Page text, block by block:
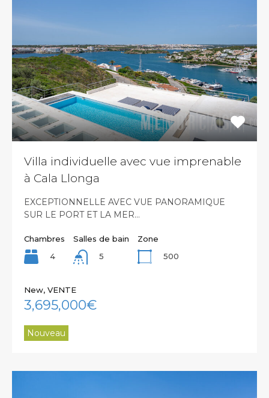
Villa individuelle avec vue imprenable
à Cala Llonga
EXCEPTIONNELLE AVEC VUE PANORAMIQUE
SUR LE PORT ET LA MER…
Chambres
4
Salles de bain
5
Zone
500
New, VENTE
3,695,000€
Nouveau